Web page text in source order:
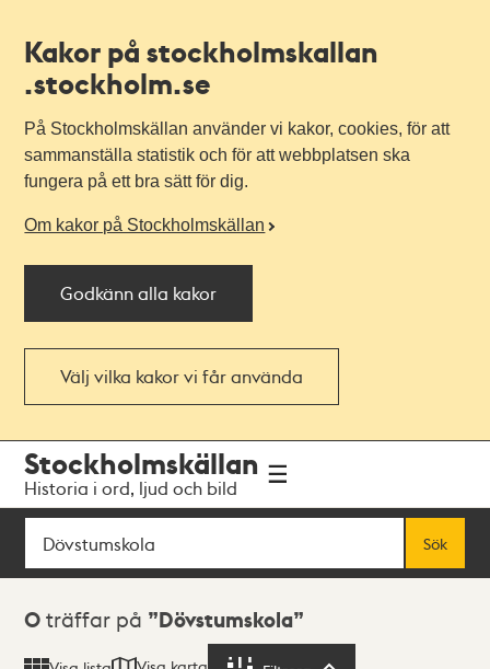
Kakor på stockholmskallan
.stockholm.se
På Stockholmskällan använder vi kakor, cookies, för att
sammanställa statistik och för att webbplatsen ska
fungera på ett bra sätt för dig.
Om kakor på Stockholmskällan
Godkänn alla kakor
Välj vilka kakor vi får använda
navigationen
huvudinnehållet
Stockholmskällan
Historia i ord, ljud och bild
Sök
Sök
Sökresultat
0 träffar på Dövstumskola